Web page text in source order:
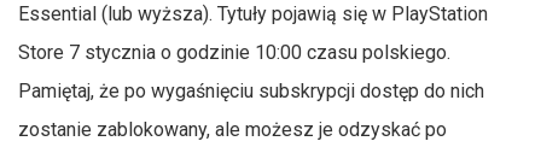
Essential (lub wyższa). Tytuły pojawią się w PlayStation
Store 7 stycznia o godzinie 10:00 czasu polskiego.
Pamiętaj, że po wygaśnięciu subskrypcji dostęp do nich
zostanie zablokowany, ale możesz je odzyskać po